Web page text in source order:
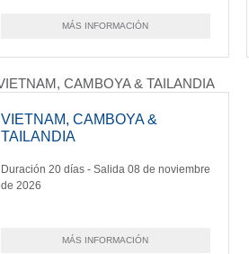
MÁS INFORMACIÓN
VIETNAM, CAMBOYA &
TAILANDIA
Duración 20 días - Salida 08 de noviembre
de 2026
MÁS INFORMACIÓN